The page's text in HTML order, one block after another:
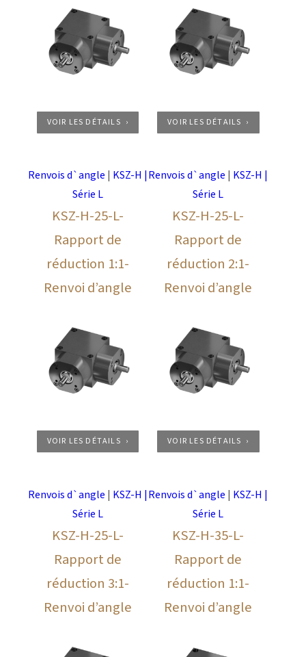
VOIR LES DÉTAILS VOIR LES DÉTAILS
Renvois d`angle | KSZ-H |
Série L
KSZ-H-25-L-
Rapport de
réduction 1:1-
Renvoi d’angle
VOIR LES DÉTAILS
Renvois d`angle | KSZ-H |
Série L
KSZ-H-25-L-
Rapport de
réduction 2:1-
Renvoi d’angle
VOIR LES DÉTAILS
Renvois d`angle | KSZ-H |
Série L
KSZ-H-25-L-
Rapport de
réduction 3:1-
Renvoi d’angle
Renvois d`angle | KSZ-H |
Série L
KSZ-H-35-L-
Rapport de
réduction 1:1-
Renvoi d’angle